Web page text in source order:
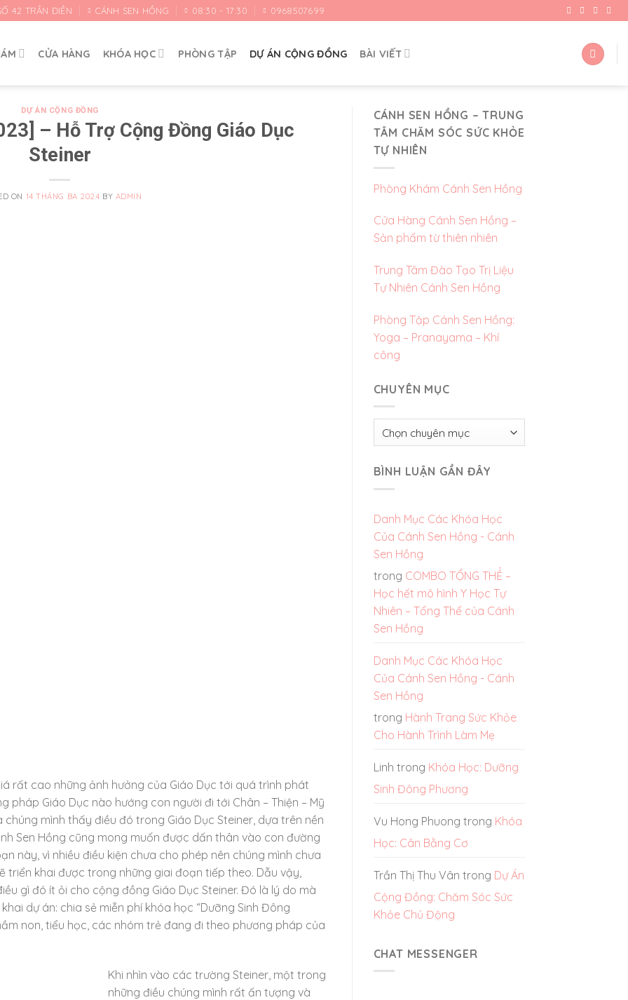
42 TRẦN ĐIỀN CÁNH SEN HỒNG 08:30 - 17:30 0968507699
CỬA HÀNG KHÓA HỌC PHÒNG TẬP DỰ ÁN CỘNG ĐỒNG BÀI VIẾT
DỰ ÁN CỘNG ĐỒNG
– Hỗ Trợ Cộng Đồng Giáo Dục
Steiner
ON 14 THÁNG BA 2024 BY ADMIN
rất cao những ảnh hưởng của Giáo Dục tới quá trình phát
pháp Giáo Dục nào hướng con người đi tới Chân – Thiện – Mỹ
mình thấy điều đó trong Giáo Dục Steiner, dựa trên nền
Sen Hồng cũng mong muốn được dấn thân vào con đường
này, vì nhiều điều kiện chưa cho phép nên chúng mình chưa
triển khai được trong những giai đoạn tiếp theo. Dẫu vậy,
gì đó ít ỏi cho cộng đồng Giáo Dục Steiner. Đó là lý do mà
dự án: chia sẻ miễn phí khóa học “Dưỡng Sinh Đông
non, tiểu học, các nhóm trẻ đang đi theo phương pháp của
Khi nhìn vào các trường Steiner, một trong
những điều chúng mình rất ấn tượng và
CÁNH SEN HỒNG – TRUNG
TÂM CHĂM SÓC SỨC KHỎE
TỰ NHIÊN
Phòng Khám Cánh Sen Hồng
Cửa Hàng Cánh Sen Hồng –
Sản phẩm từ thiên nhiên
Trung Tâm Đào Tạo Trị Liệu
Tự Nhiên Cánh Sen Hồng
Phòng Tập Cánh Sen Hồng:
Yoga – Pranayama – Khí
công
CHUYÊN MỤC
BÌNH LUẬN GẦN ĐÂY
Danh Mục Các Khóa Học
Của Cánh Sen Hồng - Cánh
Sen Hồng
trong COMBO TỔNG THỂ –
Học hết mô hình Y Học Tự
Nhiên – Tổng Thể của Cánh
Sen Hồng
Danh Mục Các Khóa Học
Của Cánh Sen Hồng - Cánh
Sen Hồng
trong Hành Trang Sức Khỏe
Cho Hành Trình Làm Mẹ
Linh trong Khóa Học: Dưỡng
Sinh Đông Phương
Vu Hong Phuong trong Khóa
Học: Cân Bằng Cơ
Trần Thị Thu Vân trong Dự Án
Cộng Đồng: Chăm Sóc Sức
Khỏe Chủ Động
CHAT MESSENGER